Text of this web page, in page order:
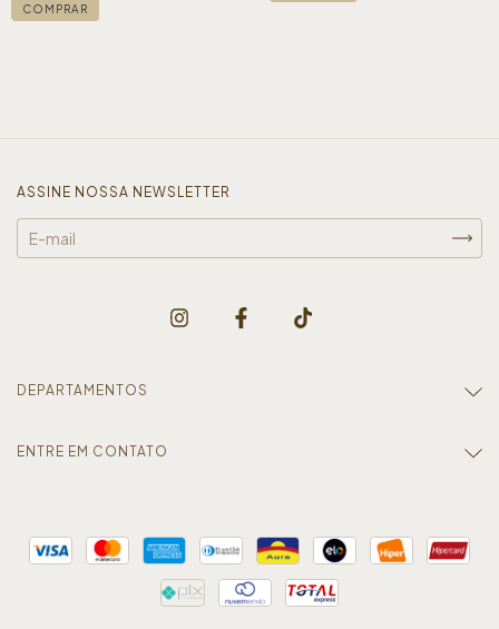
COMPRAR
ASSINE NOSSA NEWSLETTER
DEPARTAMENTOS
ENTRE EM CONTATO